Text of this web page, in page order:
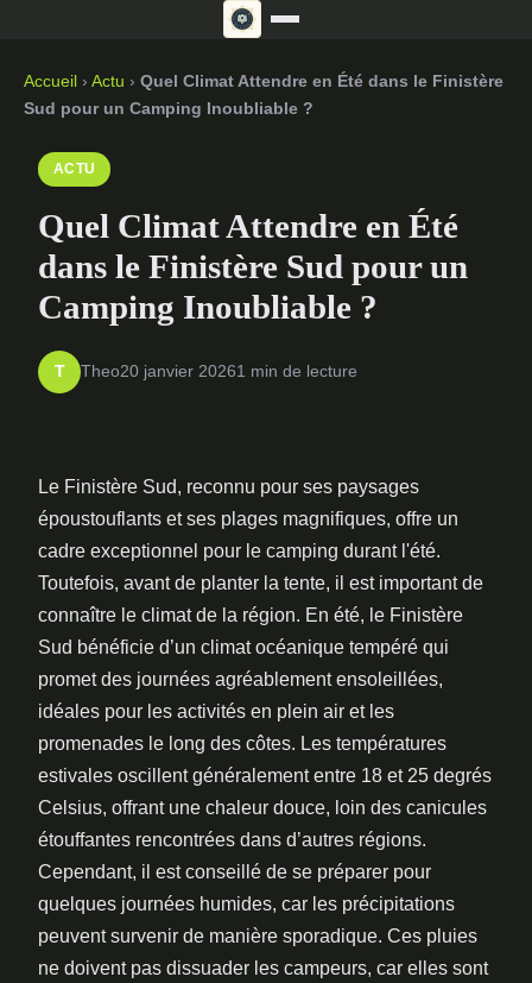
Accueil › Actu › Quel Climat Attendre en Été dans le Finistère
Sud pour un Camping Inoubliable ?
ACTU
Quel Climat Attendre en Été
dans le Finistère Sud pour un
Camping Inoubliable ?
T Theo20 janvier 20261 min de lecture
Le Finistère Sud, reconnu pour ses paysages
époustouflants et ses plages magnifiques, offre un
cadre exceptionnel pour le camping durant l'été.
Toutefois, avant de planter la tente, il est important de
connaître le climat de la région. En été, le Finistère
Sud bénéficie d’un climat océanique tempéré qui
promet des journées agréablement ensoleillées,
idéales pour les activités en plein air et les
promenades le long des côtes. Les températures
estivales oscillent généralement entre 18 et 25 degrés
Celsius, offrant une chaleur douce, loin des canicules
étouffantes rencontrées dans d’autres régions.
Cependant, il est conseillé de se préparer pour
quelques journées humides, car les précipitations
peuvent survenir de manière sporadique. Ces pluies
ne doivent pas dissuader les campeurs, car elles sont